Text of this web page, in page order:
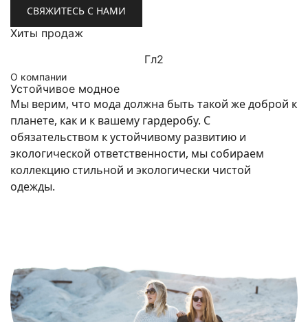
СВЯЖИТЕСЬ С НАМИ
Хиты продаж
Гл2
О компании
Устойчивое модное
Мы верим, что мода должна быть такой же доброй к
планете, как и к вашему гардеробу. С
обязательством к устойчивому развитию и
экологической ответственности, мы собираем
коллекцию стильной и экологически чистой
одежды.